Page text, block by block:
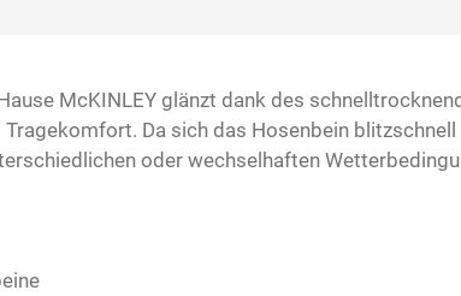
McKINLEY glänzt dank des
Da sich das Hosenbein
oder wechselhaften